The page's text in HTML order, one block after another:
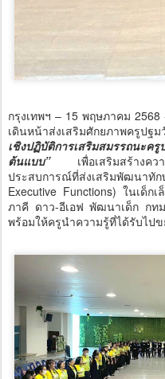
กรุงเทพฯ – 15 พฤษภาคม
เดินหน้าส่งเสริมศักยภาพครูปฐ
เชิงปฏิบัติการเสริมสมรรถนะค
ต้นแบบ”เพื่อเสริมสร้างความ
ประสบการณ์ที่ส่งเสริมพัฒน
Executive Functions) ในเด็ก
ภาคี ดาว-อีเอฟ พัฒนาเด็ก กทม
พร้อมให้ครูนำความรู้ที่ได้รับไป